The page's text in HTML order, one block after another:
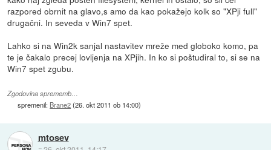
razpored obrnit na glavo,s amo da kao pokažejo kolk so "XPji full"
drugačni. In seveda v Win7 spet.
Lahko si na Win2k sanjal nastavitev mreže med globoko komo, pa
te je čakalo precej lovljenja na XPjih. In ko si poštudiral to, si se na
Win7 spet zgubu.
Zgodovina sprememb…
spremenil: Brane2(26. okt 2011 ob 14:00)
mtosev